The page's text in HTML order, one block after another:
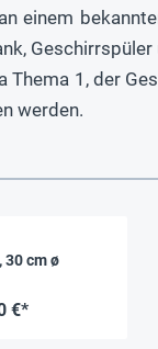
einem
1, der
werden.
30 cm ø
€*